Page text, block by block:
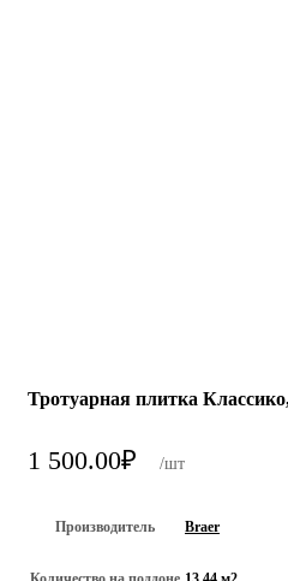
Тротуарная плитка
1 500.00₽ /шт
Производитель Braer